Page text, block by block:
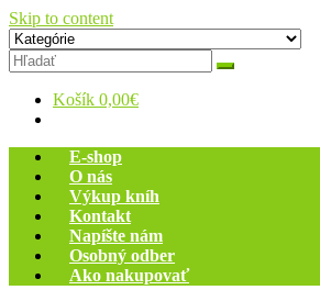
Skip to content
Zelený dom
Antikvariát
Košík 0,00€
E-shop
O nás
Výkup kníh
Kontakt
Napíšte nám
Osobný odber
Ako nakupovať